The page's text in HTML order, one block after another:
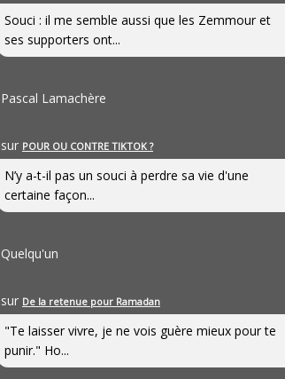
Souci : il me semble aussi que les Zemmour et
ses supporters ont...
Pascal Lamachère
sur POUR OU CONTRE TIKTOK ?
N’y a-t-il pas un souci à perdre sa vie d'une
certaine façon...
Quelqu'un
sur De la retenue pour Ramadan
"Te laisser vivre, je ne vois guère mieux pour te
punir." Ho...